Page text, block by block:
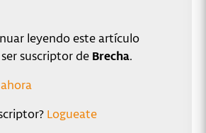
leyendo este artículo
suscriptor de Brecha.
Logueate